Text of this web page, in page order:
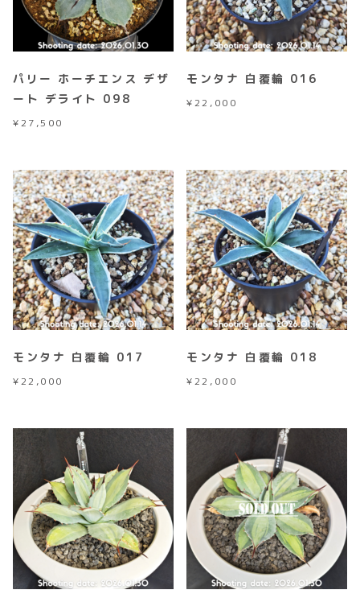
パリー ホーチエンス デザ
ート デライト 098
¥27,500
モンタナ 白覆輪 016
¥22,000
モンタナ 白覆輪 017
¥22,000
モンタナ 白覆輪 018
¥22,000